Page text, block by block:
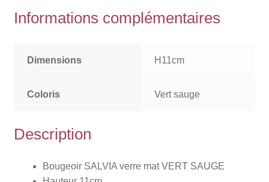
Informations complémentaires
Dimensions H11cm
Coloris Vert sauge
Description
Bougeoir SALVIA verre mat VERT SAUGE